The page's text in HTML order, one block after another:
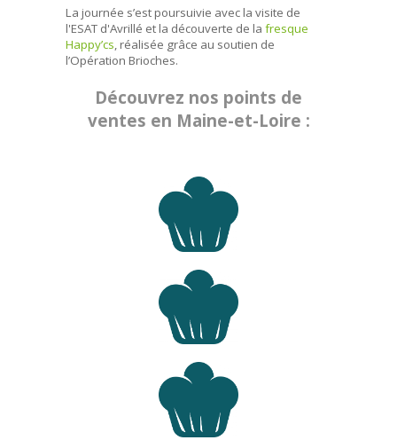
La journée s’est poursuivie avec la visite de
l'ESAT d'Avrillé et la découverte de la fresque
Happy’cs, réalisée grâce au soutien de
l’Opération Brioches.
Découvrez nos points de
ventes en Maine-et-Loire :